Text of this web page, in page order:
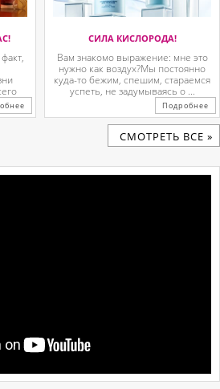
СИЛА КИСЛОРОДА!
Вам знакомо выражение: мне это
нужно как воздух?Мы постоянно
куда-то бежим, спешим, стараемся
успеть, не задумываясь о ...
Подробнее
CМОТРЕТЬ ВСЕ »